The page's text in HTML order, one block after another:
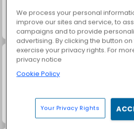
Trollface Quest: USA 2
We process your personal
improve our sites and service, to
campaigns and to provide
advertising. By clicking the button
exercise your privacy rights. For
privacy notice
Cookie Policy
Your Privacy Rights